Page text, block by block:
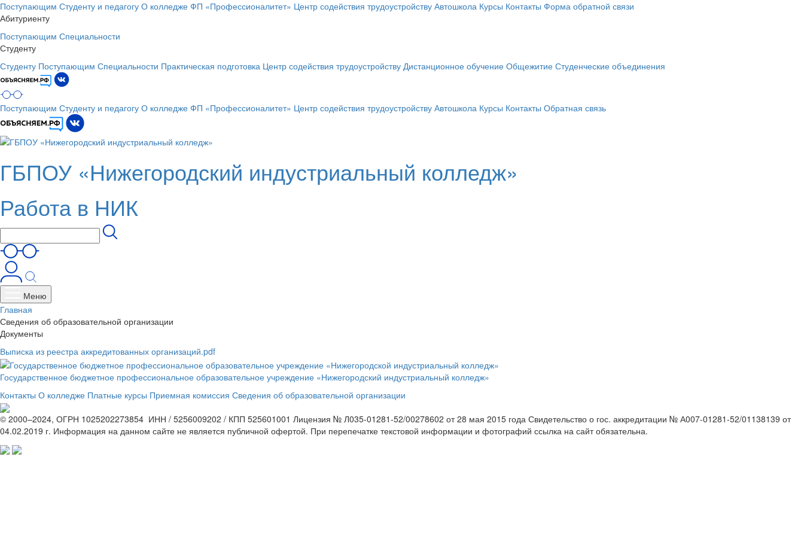
Поступающим Студенту и педагогу О колледже ФП «Профессионалитет» Центр содействия трудоустройству Автошкола Курсы Контакты Форма обратной связи
Абитуриенту
Поступающим Специальности
Студенту
Студенту Поступающим Специальности Практическая подготовка Центр содействия трудоустройству Дистанционное обучение Общежитие Студенческие объединения
Поступающим Студенту и педагогу О колледже ФП «Профессионалитет» Центр содействия трудоустройству Автошкола Курсы Контакты Обратная связь
ГБПОУ «Нижегородский индустриальный колледж»
Работа в НИК
Меню
Главная
Сведения об образовательной организации
Документы
Выписка из реестра аккредитованных организаций.pdf
Государственное бюджетное профессиональное образовательное учреждение «Нижегородский индустриальный колледж»
Контакты О колледже Платные курсы Приемная комиссия Сведения об образовательной организации
© 2000–2024, ОГРН 1025202273854 ИНН / 5256009202 / КПП 525601001 Лицензия № Л035-01281-52/00278602 от 28 мая 2015 года Свидетельство о гос. аккредитации № А007-01281-52/01138139 от
04.02.2019 г. Информация на данном сайте не является публичной офертой. При перепечатке текстовой информации и фотографий ссылка на сайт обязательна.